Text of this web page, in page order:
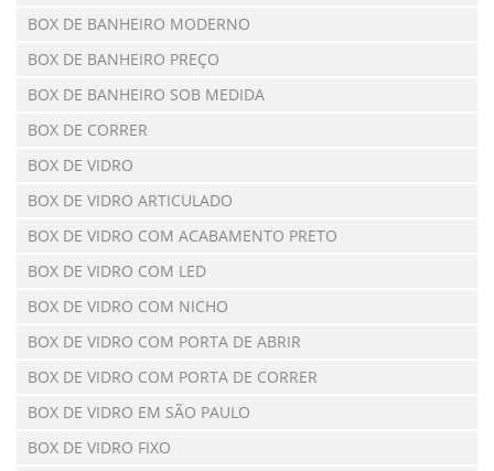
BOX DE BANHEIRO MODERNO
BOX DE BANHEIRO PREÇO
BOX DE BANHEIRO SOB MEDIDA
BOX DE CORRER
BOX DE VIDRO
BOX DE VIDRO ARTICULADO
BOX DE VIDRO COM ACABAMENTO PRETO
BOX DE VIDRO COM LED
BOX DE VIDRO COM NICHO
BOX DE VIDRO COM PORTA DE ABRIR
BOX DE VIDRO COM PORTA DE CORRER
BOX DE VIDRO EM SÃO PAULO
BOX DE VIDRO FIXO